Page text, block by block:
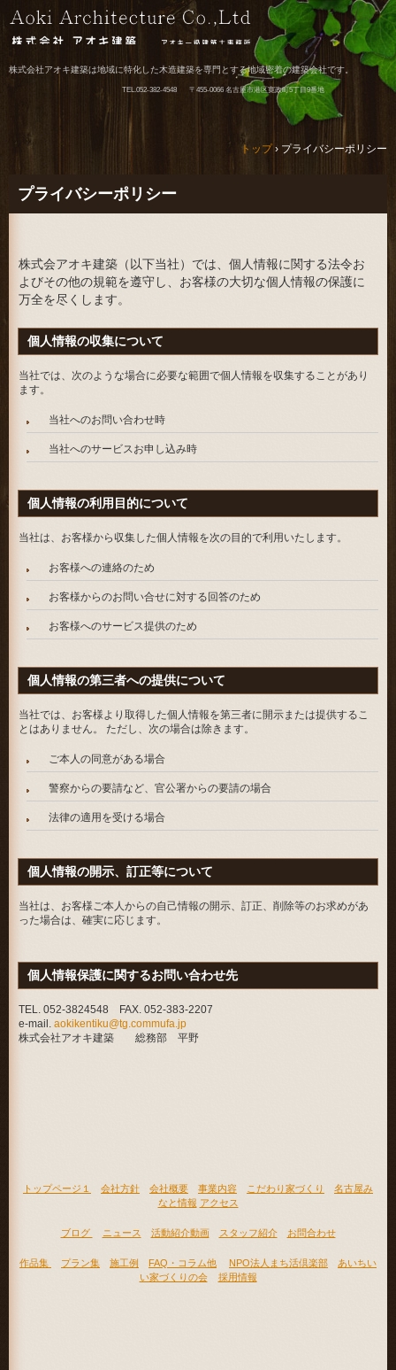
株式会社アオキ建築は地域に特化した木造建築を専門とする地域密着の建築会社です。
TEL.052-382-4548 〒455-0066 名古屋市港区寛政町5丁目9番地
トップ› プライバシーポリシー
プライバシーポリシー
株式会アオキ建築（以下当社）では、個人情報に関する法令お
よびその他の規範を遵守し、お客様の大切な個人情報の保護に
万全を尽くします。
個人情報の収集について
当社では、次のような場合に必要な範囲で個人情報を収集することがあり
ます。
当社へのお問い合わせ時
当社へのサービスお申し込み時
個人情報の利用目的について
当社は、お客様から収集した個人情報を次の目的で利用いたします。
お客様への連絡のため
お客様からのお問い合せに対する回答のため
お客様へのサービス提供のため
個人情報の第三者への提供について
当社では、お客様より取得した個人情報を第三者に開示または提供するこ
とはありません。 ただし、次の場合は除きます。
ご本人の同意がある場合
警察からの要請など、官公署からの要請の場合
法律の適用を受ける場合
個人情報の開示、訂正等について
当社は、お客様ご本人からの自己情報の開示、訂正、削除等のお求めがあ
った場合は、確実に応じます。
個人情報保護に関するお問い合わせ先
TEL. 052-3824548 FAX. 052-383-2207
e-mail.aokikentiku@tg.commufa.jp
株式会社アオキ建築 総務部 平野
トップページ１ 会社方針 会社概要 事業内容 こだわり家づくり
名古屋み
なと情報 アクセス
ブログ ニュース 活動紹介動画 スタッフ紹介 お問合わせ
作品集 プラン集 施工例 FAQ・コラム他 NPO法人まち活倶楽部
あいちい
い家づくりの会
採用情報